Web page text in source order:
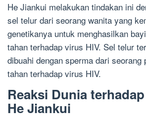
He Jiankui melakukan tindakan ini
sel telur dari seorang wanita yang
genetikanya untuk menghasilkan
tahan terhadap virus HIV. Sel telur
dibuahi dengan sperma dari seorang
tahan terhadap virus HIV.
Reaksi Dunia
He Jiankui